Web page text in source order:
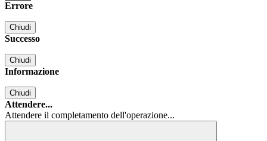
Errore
Chiudi
Successo
Chiudi
Informazione
Chiudi
Attendere...
Attendere il completamento dell'operazione...